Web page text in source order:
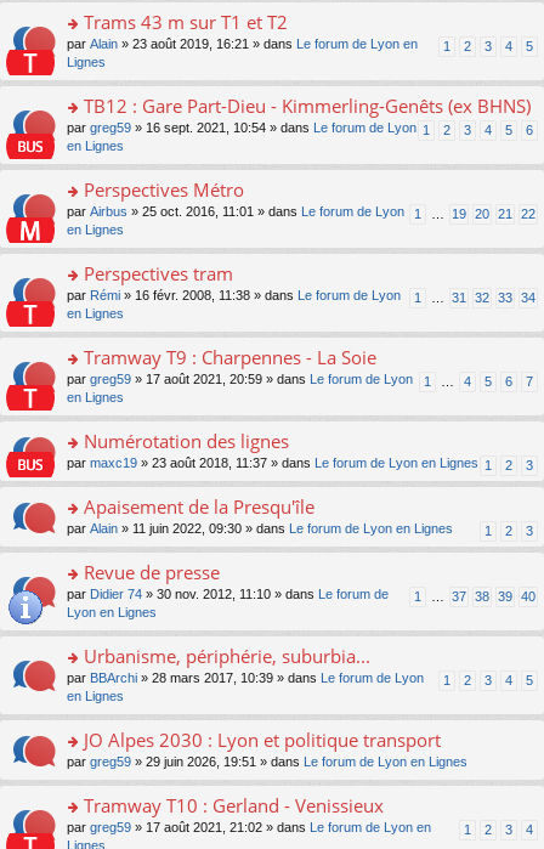
s
ré
e
lu
pl
ré
c
e
nt
e
n
o
n
lu
pl
ré
c
e
nt
e
s
s
a
n
o
n
lu
le
u
c
e
nt
er
le
m
e
s
s
a
n
o
n
lu
le
u
c
e
nt
o
s
er
le
m
e
s
s
a
n
o
n
lu
le
u
c
e
nt
Trams 43 m sur T1 et T2
1 2 3 4 5
par Alain » 23 août 2019, 16:21 » dans
Le forum de Lyon en
Lignes
o
n
s
er
le
m
e
s
s
a
n
o
n
lu
le
u
ré
c
e
TB12 : Gare Part-Dieu - Kimmerling-Genêts (ex BHNS)
1 2 3 4 5 6
par greg59 » 16 sept. 2021, 10:54 » dans
Le forum de Lyon
en Lignes
o
n
s
er
le
m
e
s
s
a
n
o
n
lu
pl
s
ré
e
Perspectives Métro
1 19 20 21 22
par Airbus » 25 oct. 2016, 11:01 » dans
Le forum de Lyon
en Lignes
o
n
s
er
le
m
e
s
s
e
n
o
n
le
pl
s
ré
c
e
Perspectives tram
1 31 32 33 34
par Rémi » 16 févr. 2008, 11:38 » dans
Le forum de Lyon
en Lignes
o
n
s
er
le
m
e
s
g
e
n
o
n
le
s
ré
c
nt
Tramway T9 : Charpennes - La Soie
1 4 5 6 7
par greg59 » 17 août 2021, 20:59 » dans
Le forum de Lyon
en Lignes
o
n
ult
er
le
m
e
s
g
e
n
o
n
le
u
s
ré
Numérotation des lignes
1 2 3
par maxc19 » 23 août 2018, 11:37 » dans Le forum de Lyon en Lignes
o
n
ult
er
le
m
e
s
s
e
n
o
n
le
Apaisement de la Presqu'île
1 2 3
par Alain » 11 juin 2022, 09:30 » dans Le forum de Lyon en Lignes
o
s
er
le
m
e
s
s
e
n
Revue de presse
1 37 38 39 40
par Didier 74 » 30 nov. 2012, 11:10 » dans
Le forum de
Lyon en Lignes
o
n
s
er
le
m
e
s
s
Urbanisme, périphérie, suburbia...
1 2 3 4 5
par BBArchi » 28 mars 2017, 10:39 » dans
Le forum de Lyon
en Lignes
o
n
ult
er
JO Alpes 2030 : Lyon et politique transport
par greg59 » 29 juin 2026, 19:51 » dans Le forum de Lyon en Lignes
o
Tramway T10 : Gerland - Venissieux
1 2 3 4
par greg59 » 17 août 2021, 21:02 » dans
Le forum de Lyon en
Lignes